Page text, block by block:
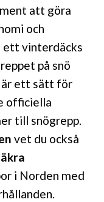
att göra
och
ett vinterdäcks
på snö
är ett sätt för
officiella
till snögrepp.
vet du också
i Norden med